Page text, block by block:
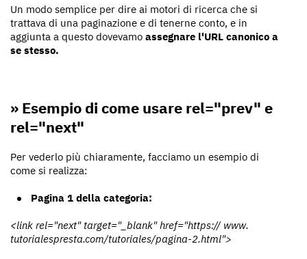
Un modo semplice per dire ai motori di ricerca che si
trattava di una paginazione e di tenerne conto, e in
aggiunta a questo dovevamo assegnare l'URL canonico a
se stesso.
» Esempio di come usare rel="prev" e
rel="next"
Per vederlo più chiaramente, facciamo un esempio di
come si realizza:
Pagina 1 della categoria:
<link rel="next" target="_blank" href="https:// www.
tutorialespresta.com/tutoriales/pagina-2.html">